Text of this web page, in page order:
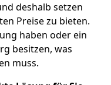
deshalb setzen
Preise zu bieten.
haben oder ein
besitzen, was
muss.